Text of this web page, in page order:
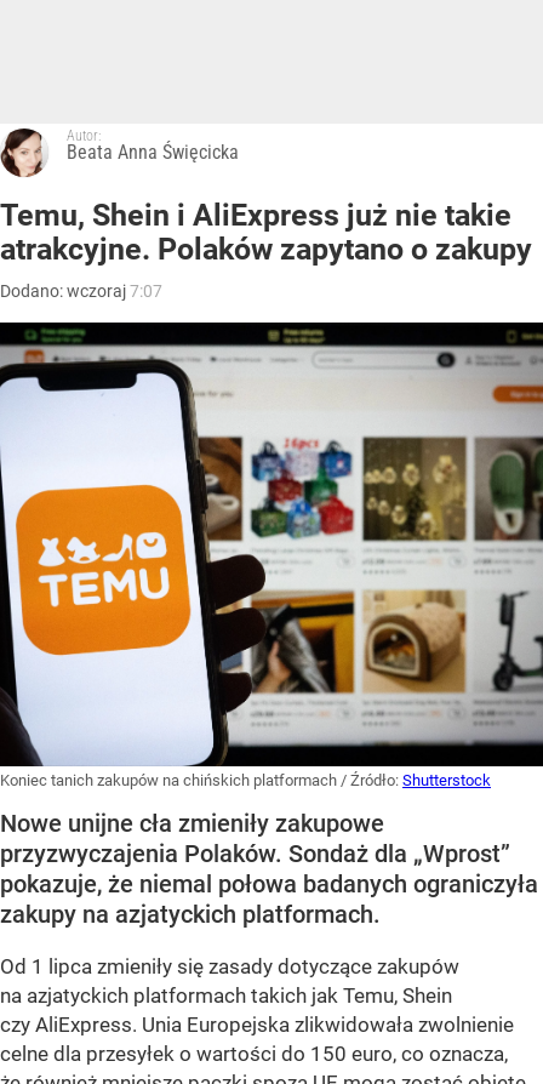
Autor:
Beata Anna Święcicka
Temu, Shein i AliExpress już nie takie
atrakcyjne. Polaków zapytano o zakupy
Dodano:wczoraj7:07
Koniec tanich zakupów na chińskich platformach / Źródło: Shutterstock
Nowe unijne cła zmieniły zakupowe
przyzwyczajenia Polaków. Sondaż dla „Wprost”
pokazuje, że niemal połowa badanych ograniczyła
zakupy na azjatyckich platformach.
Od 1 lipca zmieniły się zasady dotyczące zakupów
na azjatyckich platformach takich jak Temu, Shein
czy AliExpress. Unia Europejska zlikwidowała zwolnienie
celne dla przesyłek o wartości do 150 euro, co oznacza,